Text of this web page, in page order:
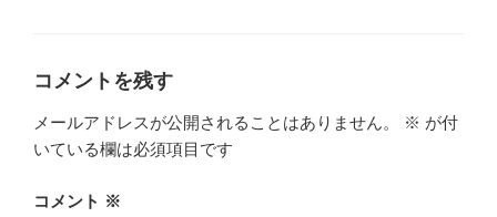
コメントを残す
メールアドレスが公開されることはありません。 ※ が付
いている欄は必須項目です
コメント ※